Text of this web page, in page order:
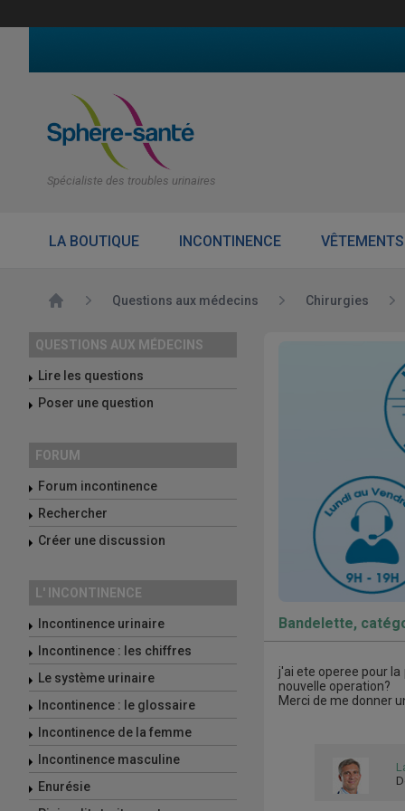
Spécialiste des troubles urinaires
LA BOUTIQUE INCONTINENCE VÊTEMENTS
Accueil Questions aux médecins Chirurgies
QUESTIONS AUX MÉDECINS
Lire les questions
Poser une question
FORUM
Forum incontinence
Rechercher
Créer une discussion
L' INCONTINENCE
Incontinence urinaire
Incontinence : les chiffres
Le système urinaire
Incontinence : le glossaire
Incontinence de la femme
Incontinence masculine
Enurésie
Bandelette,
j'ai ete operee pour
nouvelle operation?
Merci de me donner